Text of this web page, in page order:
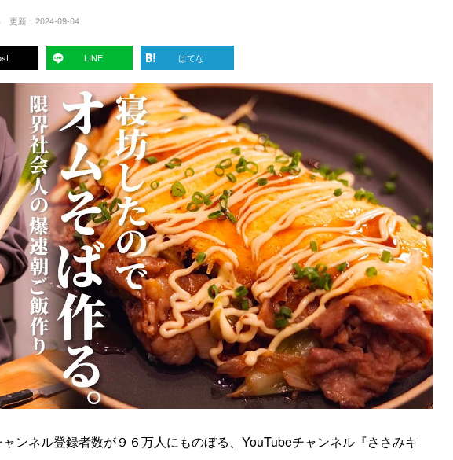
更新： 2024-09-04
LINE はてな
ンネル登録者数が９６万人にものぼる、YouTubeチャンネル『ささみキ